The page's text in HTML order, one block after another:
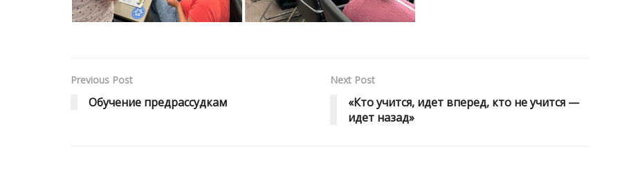
Previous Post
Обучение предрассудкам
Next Post
«Кто учится, идет вперед, кто не учится —
идет назад»